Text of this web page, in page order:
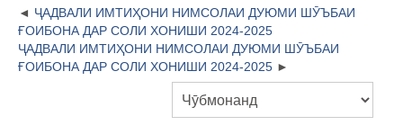
ҶАДВАЛИ ИМТИҲОНИ НИМСОЛАИ ДУЮМИ ШӮЪБАИ
ҒОИБОНА ДАР СОЛИ ХОНИШИ 2024-2025
ҶАДВАЛИ ИМТИҲОНИ НИМСОЛАИ ДУЮМИ ШӮЪБАИ
ҒОИБОНА ДАР СОЛИ ХОНИШИ 2024-2025